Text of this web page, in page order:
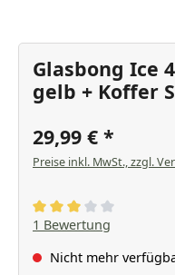
Glasbong Ice
gelb + Koffer
29,99 €
Preise inkl. MwSt., zzgl.
Durchschnittliche
1 Bewertung
Nicht mehr